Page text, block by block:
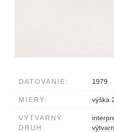
DATOVANIE: 1979
MIERY: výška
VÝTVARNÝ
DRUH: